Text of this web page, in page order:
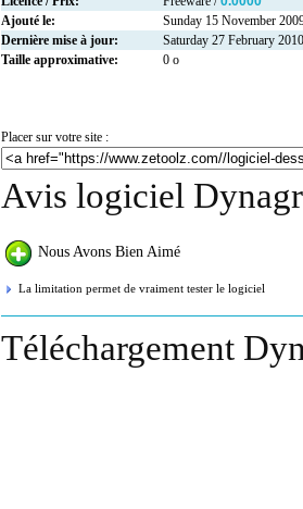
Ajouté le:
Sunday 15 November
Dernière mise à jour:
Saturday 27 February 2010
Taille approximative:
0 o
Placer sur votre site :
Avis logiciel
Nous Avons Bien Aimé
La limitation permet de vraiment tester le logiciel
Téléchargement